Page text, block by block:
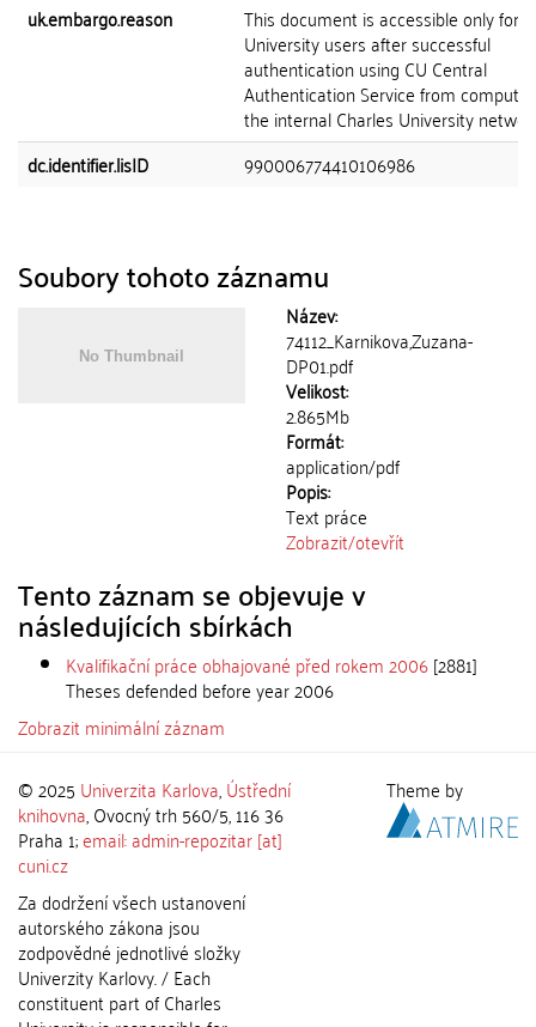
uk.embargo.reason
This document is accessible only for
University users after successful
authentication using CU Central
Authentication Service from
the internal Charles University
dc.identifier.lisID
990006774410106986
Soubory tohoto záznamu
Název:
74112_Karnikova,Zuzana-
DP01.pdf
Velikost:
2.865Mb
Formát:
application/pdf
Popis:
Text práce
Zobrazit/otevřít
Tento záznam se objevuje v
následujících sbírkách
Kvalifikační práce obhajované před rokem 2006[2881]
Theses defended before year 2006
Zobrazit minimální záznam
© 2025 Univerzita Karlova,Ústřední
knihovna, Ovocný trh 560/5, 116 36
Praha 1;email: admin-repozitar [at]
cuni.cz
Za dodržení všech ustanovení
autorského zákona jsou
zodpovědné jednotlivé složky
Univerzity Karlovy. / Each
constituent part of Charles
Theme by